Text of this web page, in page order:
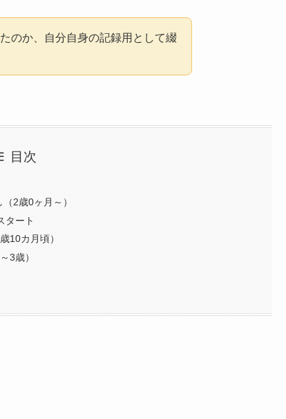
のか、自分自身の記録用として綴
目次
2歳0ヶ月～）
タート
10カ月頃）
3歳）